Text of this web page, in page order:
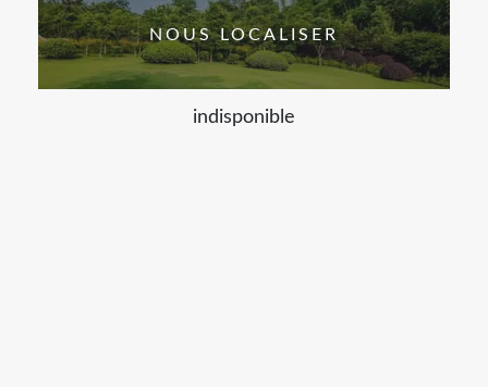
NOUS LOCALISER
indisponible